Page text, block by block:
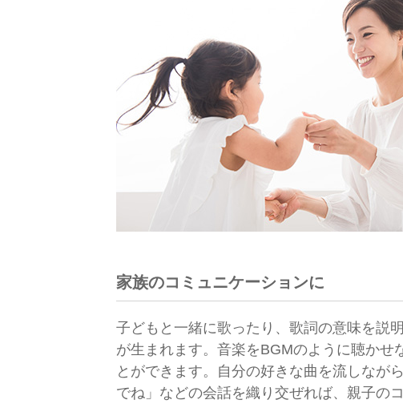
家族のコミュニケーションに
子どもと一緒に歌ったり、歌詞の意味を説
が生まれます。音楽をBGMのように聴かせ
とができます。自分の好きな曲を流しなが
でね」などの会話を織り交ぜれば、親子の